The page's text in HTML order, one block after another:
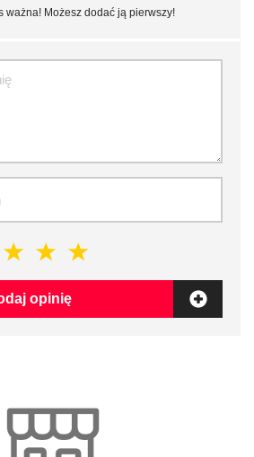
ważna! Możesz dodać ją pierwszy!
opinię